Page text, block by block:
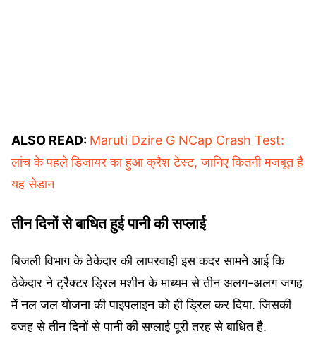
ALSO READ: Maruti Dzire G NCap Crash Test:
लांच के पहले डिजायर का हुआ क्रैश टेस्ट, जानिए कितनी मजबूत है
यह सेडान
तीन दिनों से बाधित हुई पानी की सप्लाई
बिजली विभाग के ठेकेदार की लापरवाही इस कदर सामने आई कि
ठेकेदार ने ट्रैक्टर ड्रिल मशीन के माध्यम से तीन अलग-अलग जगह
में नल जल योजना की पाइपलाइन को ही ड्रिल कर दिया. जिसकी
वजह से तीन दिनों से पानी की सप्लाई पूरी तरह से बाधित है.